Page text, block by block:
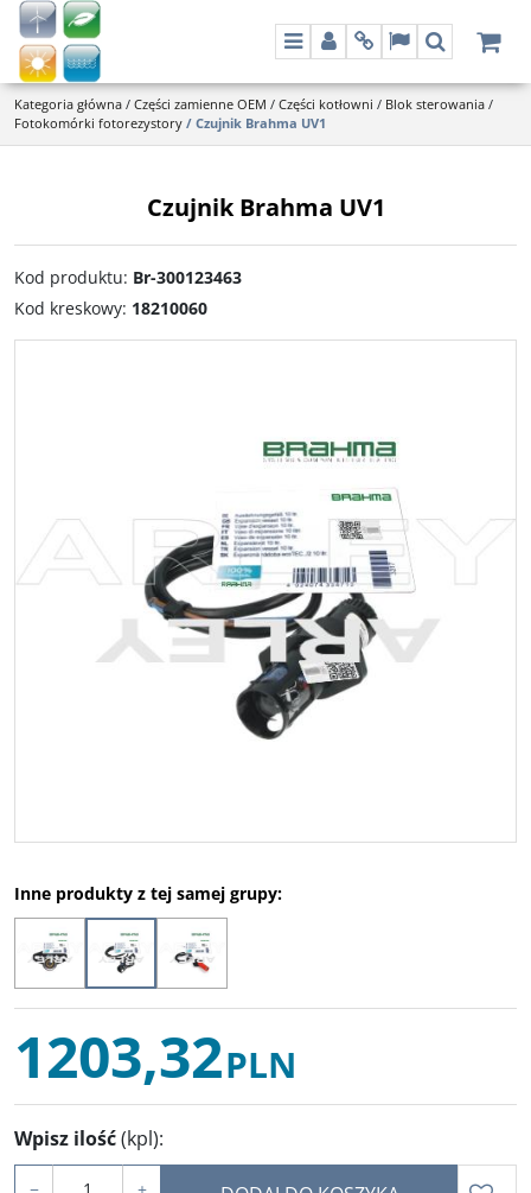
MenuPanelInfoLangSzukaj
Kategoria główna / Części zamienne OEM / Części kotłowni / Blok sterowania /
Fotokomórki fotorezystory / Czujnik Brahma UV1
Czujnik Brahma UV1
Kod produktu: Br-300123463
Kod kreskowy: 18210060
Inne produkty z tej samej grupy:
1203,32PLN
Wpisz ilość(kpl):
− +